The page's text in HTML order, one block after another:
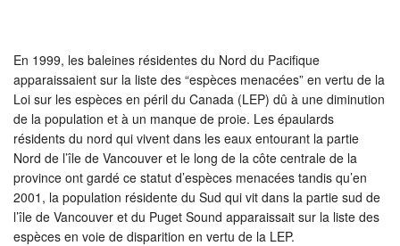
En 1999, les baleines résidentes du Nord du Pacifique
apparaissaient sur la liste des “espèces menacées” en vertu de la
Loi sur les espèces en péril du Canada (LEP) dû à une diminution
de la population et à un manque de proie. Les épaulards
résidents du nord qui vivent dans les eaux entourant la partie
Nord de l’île de Vancouver et le long de la côte centrale de la
province ont gardé ce statut d’espèces menacées tandis qu’en
2001, la population résidente du Sud qui vit dans la partie sud de
l’île de Vancouver et du Puget Sound apparaissait sur la liste des
espèces en voie de disparition en vertu de la LEP.